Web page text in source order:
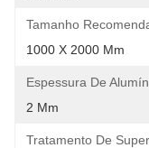
Tamanho
1000 X 2000 Mm
Espessura De
2 Mm
Tratamento De